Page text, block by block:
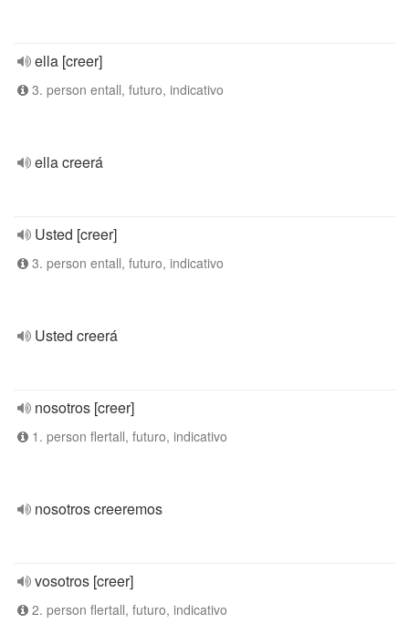
ella [creer]
3. person entall, futuro, indicativo
ella creerá
Usted [creer]
3. person entall, futuro, indicativo
Usted creerá
nosotros [creer]
1. person flertall, futuro, indicativo
nosotros creeremos
vosotros [creer]
2. person flertall, futuro, indicativo